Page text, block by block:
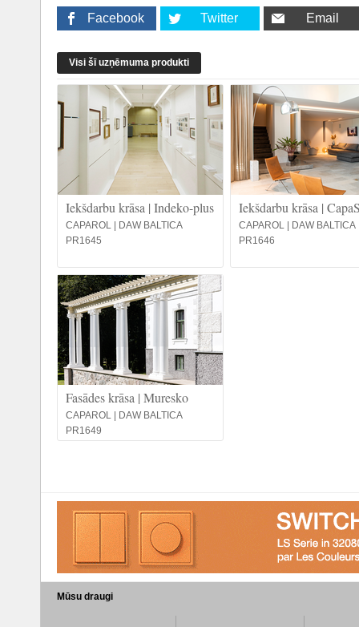
Facebook Twitter Email
Visi šī uzņēmuma produkti
Iekšdarbu krāsa | Indeko-plus
CAPAROL | DAW BALTICA
PR1645
Iekšdarbu krāsa |
CAPAROL | DAW BALTICA
PR1646
Fasādes krāsa | Muresko
CAPAROL | DAW BALTICA
PR1649
Mūsu draugi